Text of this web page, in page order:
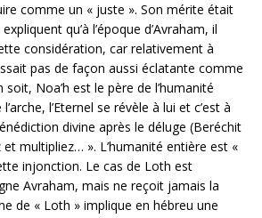
comme un « juste ». Son mérite était
qu’à l’époque d’Avraham, il
considération, car relativement à
pas de façon aussi éclatante comme
soit, Noa’h est le père de l’humanité
l’Eternel se révèle à lui et c’est à
divine après le déluge (Beréchit
multipliez… ». L’humanité entière est «
injonction. Le cas de Loth est
Avraham, mais ne reçoit jamais la
de « Loth » implique en hébreu une